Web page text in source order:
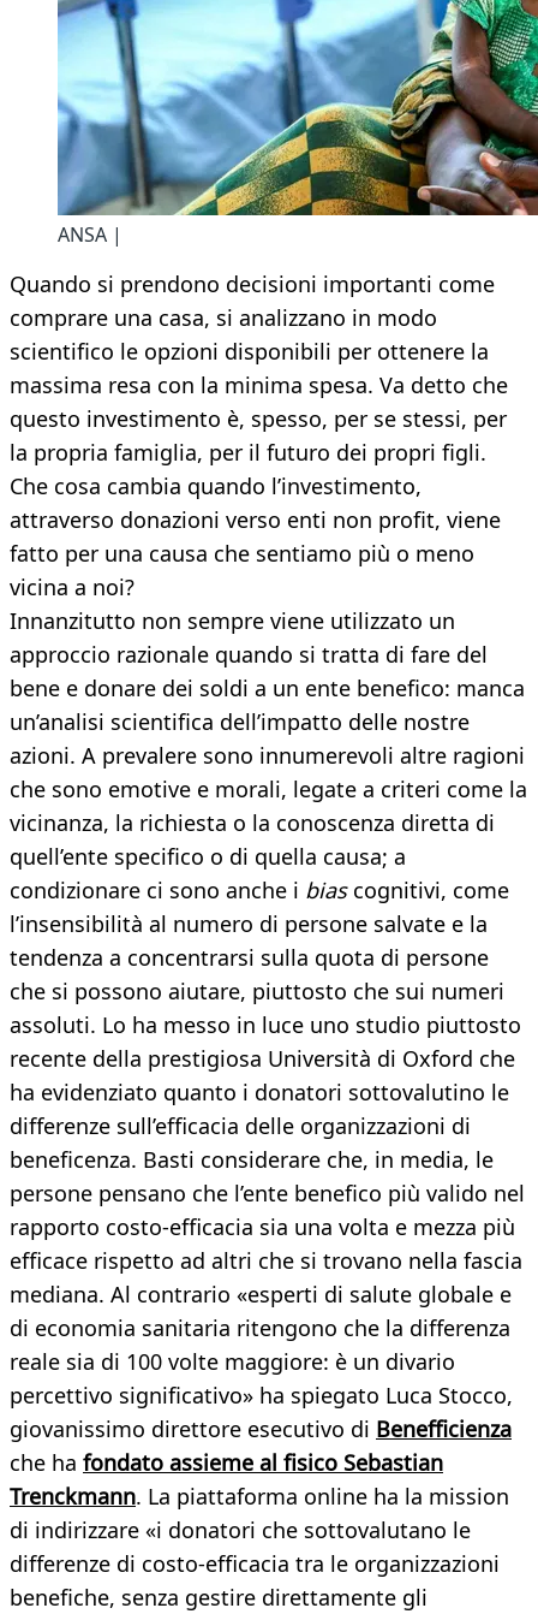
ANSA |
Quando si prendono decisioni importanti come
comprare una casa, si analizzano in modo
scientifico le opzioni disponibili per ottenere la
massima resa con la minima spesa. Va detto che
questo investimento è, spesso, per se stessi, per
la propria famiglia, per il futuro dei propri figli.
Che cosa cambia quando l’investimento,
attraverso donazioni verso enti non profit, viene
fatto per una causa che sentiamo più o meno
vicina a noi?
Innanzitutto non sempre viene utilizzato un
approccio razionale quando si tratta di fare del
bene e donare dei soldi a un ente benefico: manca
un’analisi scientifica dell’impatto delle nostre
azioni. A prevalere sono innumerevoli altre ragioni
che sono emotive e morali, legate a criteri come la
vicinanza, la richiesta o la conoscenza diretta di
quell’ente specifico o di quella causa; a
condizionare ci sono anche i bias cognitivi, come
l’insensibilità al numero di persone salvate e la
tendenza a concentrarsi sulla quota di persone
che si possono aiutare, piuttosto che sui numeri
assoluti. Lo ha messo in luce uno studio piuttosto
recente della prestigiosa Università di Oxford che
ha evidenziato quanto i donatori sottovalutino le
differenze sull’efficacia delle organizzazioni di
beneficenza. Basti considerare che, in media, le
persone pensano che l’ente benefico più valido nel
rapporto costo-efficacia sia una volta e mezza più
efficace rispetto ad altri che si trovano nella fascia
mediana. Al contrario «esperti di salute globale e
di economia sanitaria ritengono che la differenza
reale sia di 100 volte maggiore: è un divario
percettivo significativo» ha spiegato Luca Stocco,
giovanissimo direttore esecutivo di Benefficienza
che ha fondato assieme al fisico Sebastian
Trenckmann. La piattaforma online ha la mission
di indirizzare «i donatori che sottovalutano le
differenze di costo-efficacia tra le organizzazioni
benefiche, senza gestire direttamente gli